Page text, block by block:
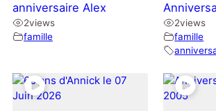
anniversaire Alex
2views
famille
2views
famille